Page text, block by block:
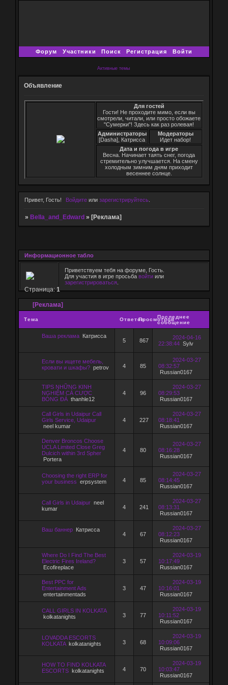
Форум Участники Поиск Регистрация Войти
Активные темы
Объявление
Для гостей
Гости! Не проходите мимо, если вы
смотрели, читали, или просто обожаете
"Сумерки"! Здесь как раз ролевая!
Администраторы
[Dasha], Катрисса
Модераторы
Идет набор!
Дата и погода в игре
Весна. Начинает таять снег, погода
стремительно улучшается. На смену
холодным зимним дням приходит
весеннее солнце.
Привет, Гость! Войдите илизарегистрируйтесь
» Bella_and_Edward » [Реклама]
Информационное табло
Приветствуем тебя на форуме, Гость.
Для участия в игре просьба войтиили
зарегистрироваться.
[Реклама]
Страница:1
Тема ОтветовПросмотров
Последнее
сообщение
Ваша реклама Катрисса
5 867
2024-04-16
22:38:44 Sylv
Если вы ищете мебель,
кровати и шкафы? petrov 4 85
2024-03-27
08:32:57
Russian0167
TIPS NHỮNG KINH
NGHIỆM CÁ CƯỢC
BÓNG ĐÁ thanhle12
4 96
2024-03-27
08:29:53
Russian0167
Call Girls in Udaipur Call
Girls Service, Udaipur
neel kumar
4 227
2024-03-27
08:18:41
Russian0167
Denver Broncos Choose
UCLA Limited Close Greg
Dulcich within 3rd Spher
Portera
4 80
2024-03-27
08:16:28
Russian0167
Choosing the right ERP for
your business erpsystem 4 85
2024-03-27
08:14:45
Russian0167
Call Girls in Udaipur neel
kumar
4 241
2024-03-27
08:13:31
Russian0167
Ваш баннер Катрисса
4 67
2024-03-27
08:12:23
Russian0167
Where Do I Find The Best
Electric Fires Ireland?
Ecofireplace
3 57
2024-03-19
10:17:49
Russian0167
Best PPC for
Entertainment Ads
entertainmentads
3 47
2024-03-19
10:16:01
Russian0167
CALL GIRLS IN KOLKATA
kolkatanights
3 77
2024-03-19
10:11:52
Russian0167
LOVADDA ESCORTS
KOLKATA kolkatanights 3 68
2024-03-19
10:09:06
Russian0167
HOW TO FIND KOLKATA
ESCORTS kolkatanights 4 70
2024-03-19
10:03:47
Russian0167